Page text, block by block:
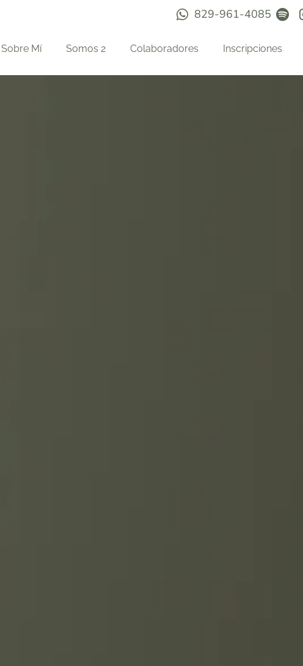
829-961-4085
Sobre Mí Somos 2 Colaboradores Inscripciones